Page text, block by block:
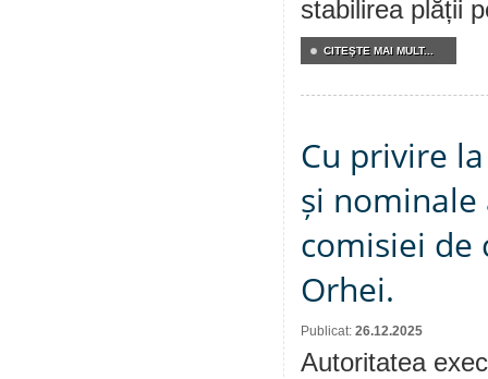
stabilirea plății
CITEŞTE MAI MULT...
Cu privire
și
comisiei de
Orhei.
Publicat: 26.12.2025
Autoritatea